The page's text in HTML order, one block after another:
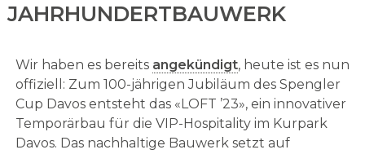
JAHRHUNDERTBAUWERK
Wir haben es bereits angekündigt, heute ist es nun
offiziell: Zum 100-jährigen Jubiläum des Spengler
Cup Davos entsteht das «LOFT ’23», ein innovativer
Temporärbau für die VIP-Hospitality im Kurpark
Davos. Das nachhaltige Bauwerk setzt auf